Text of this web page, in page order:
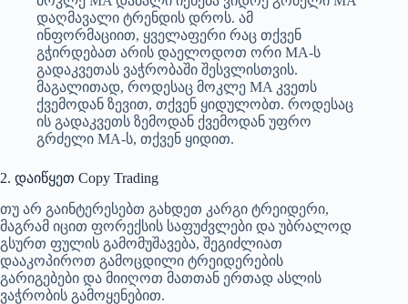
დაღმავალი ტრენდის დროს. ამ
ინფორმაციით, ყველაფერი რაც თქვენ
გჭირდებათ არის დაელოდოთ ორი MA-ს
გადაკვეთას ვაჭრობაში შესვლისთვის.
მაგალითად, როდესაც მოკლე MA კვეთს
ქვემოდან ზევით, თქვენ ყიდულობთ. როდესაც
ის გადაკვეთს ზემოდან ქვემოდან უფრო
გრძელი MA-ს, თქვენ ყიდით.
2. დაიწყეთ Copy Trading
თუ არ გაინტერესებთ გახდეთ კარგი ტრეიდერი,
მაგრამ იცით ფორექსის საფუძვლები და უბრალოდ
გსურთ ფულის გამომუშავება, შეგიძლიათ
დააკოპიროთ გამოცდილი ტრეიდერების
გარიგებები და მიიღოთ მათთან ერთად ასლის
ვაჭრობის გამოყენებით.